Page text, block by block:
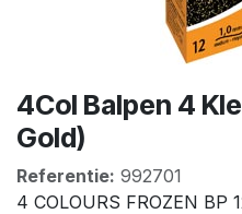
4Col Balpen 4
Gold)
Referentie: 992701
4 COLOURS FROZEN BP